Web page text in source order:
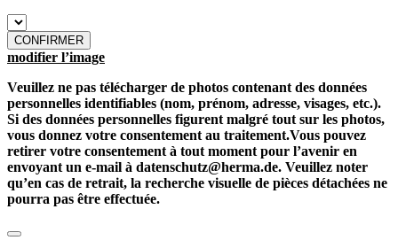
CONFIRMER
modifier l’image
Veuillez ne pas télécharger de photos contenant des données
personnelles identifiables (nom, prénom, adresse, visages, etc.).
Si des données personnelles figurent malgré tout sur les photos,
vous donnez votre consentement au traitement.Vous pouvez
retirer votre consentement à tout moment pour l’avenir en
envoyant un e-mail à datenschutz@herma.de. Veuillez noter
qu’en cas de retrait, la recherche visuelle de pièces détachées ne
pourra pas être effectuée.